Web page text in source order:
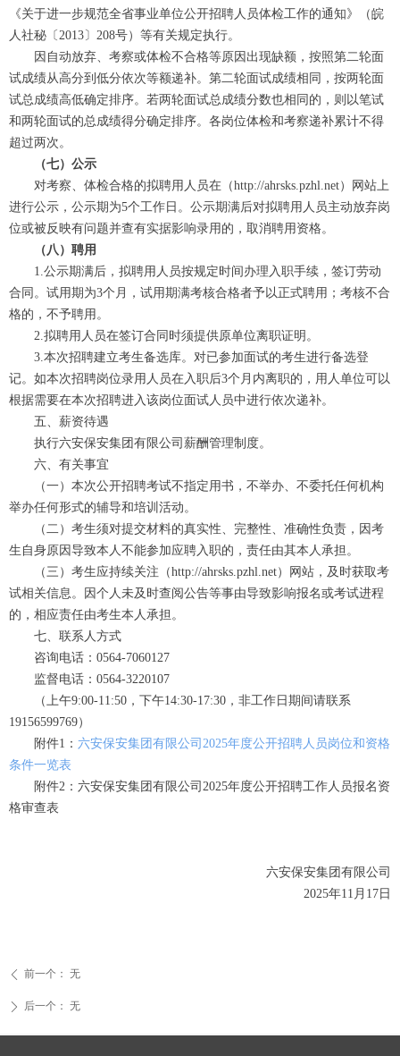
《关于进一步规范全省事业单位公开招聘人员体检工作的通知》（皖
人社秘〔2013〕208号）等有关规定执行。
因自动放弃、考察或体检不合格等原因出现缺额，按照第二轮面
试成绩从高分到低分依次等额递补。第二轮面试成绩相同，按两轮面
试总成绩高低确定排序。若两轮面试总成绩分数也相同的，则以笔试
和两轮面试的总成绩得分确定排序。各岗位体检和考察递补累计不得
超过两次。
（七）公示
对考察、体检合格的拟聘用人员在（http://ahrsks.pzhl.net）网站上
进行公示，公示期为5个工作日。公示期满后对拟聘用人员主动放弃岗
位或被反映有问题并查有实据影响录用的，取消聘用资格。
（八）聘用
1.公示期满后，拟聘用人员按规定时间办理入职手续，签订劳动
合同。试用期为3个月，试用期满考核合格者予以正式聘用；考核不合
格的，不予聘用。
2.拟聘用人员在签订合同时须提供原单位离职证明。
3.本次招聘建立考生备选库。对已参加面试的考生进行备选登
记。如本次招聘岗位录用人员在入职后3个月内离职的，用人单位可以
根据需要在本次招聘进入该岗位面试人员中进行依次递补。
五、薪资待遇
执行六安保安集团有限公司薪酬管理制度。
六、有关事宜
（一）本次公开招聘考试不指定用书，不举办、不委托任何机构
举办任何形式的辅导和培训活动。
（二）考生须对提交材料的真实性、完整性、准确性负责，因考
生自身原因导致本人不能参加应聘入职的，责任由其本人承担。
（三）考生应持续关注（http://ahrsks.pzhl.net）网站，及时获取考
试相关信息。因个人未及时查阅公告等事由导致影响报名或考试进程
的，相应责任由考生本人承担。
七、联系人方式
咨询电话：0564-7060127
监督电话：0564-3220107
（上午9:00-11:50，下午14:30-17:30，非工作日期间请联系
19156599769）
附件1： 六安保安集团有限公司2025年度公开招聘人员岗位和资格
条件一览表
附件2：六安保安集团有限公司2025年度公开招聘工作人员报名资
格审查表
六安保安集团有限公司
2025年11月17日
ꄴ 前一个： 无
ꄲ 后一个： 无